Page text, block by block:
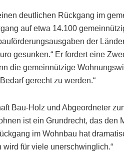
deutlichen Rückgang im
auf etwa 14.100
der
gesunken.“ Er fordert eine
die gemeinnützige
gerecht zu werden.“
Bau-Holz und Abgeordneter
ist ein Grundrecht, das den
im Wohnbau hat
für viele unerschwinglich.“